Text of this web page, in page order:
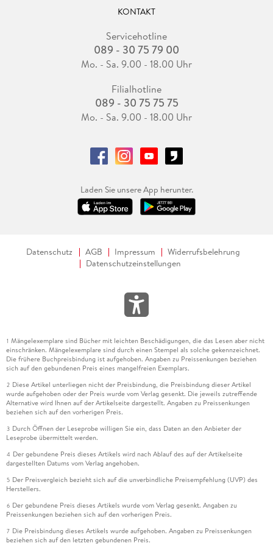
"Das Glasperlenspiel" senden und ihm außerdem berichten,
Autors außerordentlich schätze, anders als frühere
Generationen, wie Unseld elegant einflicht. Ob diese
Verehrung nun immerhin durch Aufsätze wie den Unselds
auch ein Verdienst des Bewunderers ist, der sich dann im
Oktober 1951 bei der Bewerbung für Peter Suhrkamps Verlag
ausdrücklich auf seine Hesse-Expertise berufen wird, lässt
Dieses Geschick, seine Briefpartner durch Nähe und
Vertrautheit mit deren Interessen zu erreichen, ist das eine.
wenn es darum geht, einen Konflikt anzusprechen und die
Berechtigung seiner Forderungen zu unterstreichen. Seinem
Herrn Professor" - die Anrede klingt im Kontext gefährlich
nah an der Ironie angesiedelt - an sein Versprechen erinnert,
durchzusehen. Am Ende wird er ganz deutlich, verlangt
Informationen über die bislang geleistete Arbeit Beißners
und wie der Zeitplan bis zur Prüfung aussehe.
Auch in den weiteren Briefen erlebt man den zugewandten
und herzlichen Unseld ebenso wie den klar fordernden
Geschäftsmann, der, so scheint es, mit Ausreden nichts
anfangen kann und will. All das aber ist immer kontrolliert,
auch die freundschaftlichsten Angebote etwa der materiellen
Unterstützung wirken eben nicht nur freundschaftlich,
sondern auch ernst gemeint und verlässlich. Gehen lässt er
sich nie, aber er setzt sich auch nicht an den Schreibtisch,
wenn ihm die Sache nicht wichtig ist - er ist beteiligt, er lässt
seinen Adressaten das auch spüren. Aber er liefert sich ihm
nicht aus.
Der Kriegsheimkehrer betont in den ersten Briefen immer
wieder, dass er viel nachzuholen habe, was die deutsche und
internationale Literatur angeht. Er ist rastlos, gibt sich mit
dem Notabitur im Krieg nicht zufrieden, sondern holt den
KONTAKT
Servicehotline
089 - 30 75 79 00
Mo. - Sa. 9.00 - 18.00 Uhr
Filialhotline
089 - 30 75 75 75
Mo. - Sa. 9.00 - 18.00 Uhr
Laden Sie unsere App herunter.
Datenschutz AGB Impressum
Widerrufsbelehrung
Datenschutzeinstellungen
1 Mängelexemplare sind Bücher mit leichten Beschädigungen, die das Lesen aber nicht
einschränken. Mängelexemplare sind durch einen Stempel als solche gekennzeichnet.
Die frühere Buchpreisbindung ist aufgehoben. Angaben zu Preissenkungen beziehen
sich auf den gebundenen Preis eines mangelfreien Exemplars.
2 Diese Artikel unterliegen nicht der Preisbindung, die Preisbindung dieser Artikel
wurde aufgehoben oder der Preis wurde vom Verlag gesenkt. Die jeweils zutreffende
Alternative wird Ihnen auf der Artikelseite dargestellt. Angaben zu Preissenkungen
beziehen sich auf den vorherigen Preis.
3 Durch Öffnen der Leseprobe willigen Sie ein, dass Daten an den Anbieter der
Leseprobe übermittelt werden.
4 Der gebundene Preis dieses Artikels wird nach Ablauf des auf der Artikelseite
dargestellten Datums vom Verlag angehoben.
5 Der Preisvergleich bezieht sich auf die unverbindliche Preisempfehlung (UVP) des
Herstellers.
6 Der gebundene Preis dieses Artikels wurde vom Verlag gesenkt. Angaben zu
Preissenkungen beziehen sich auf den vorherigen Preis.
7 Die Preisbindung dieses Artikels wurde aufgehoben. Angaben zu Preissenkungen
beziehen sich auf den letzten gebundenen Preis.